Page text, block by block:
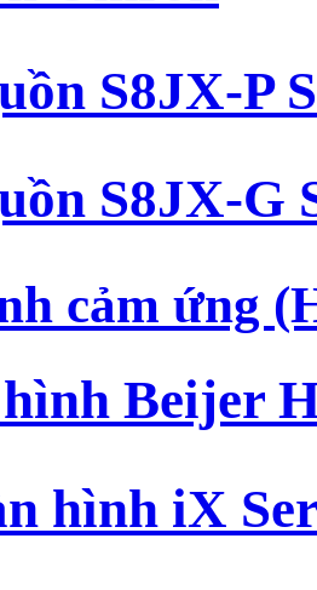
S8JX-P
S8JX-G
cảm ứng
Beijer
hình iX